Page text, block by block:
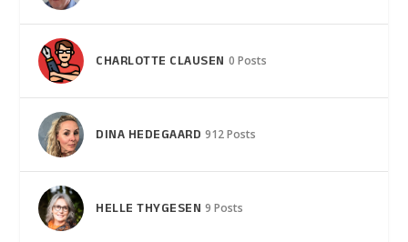
CHARLOTTE CLAUSEN 0 Posts
DINA HEDEGAARD 912 Posts
HELLE THYGESEN 9 Posts